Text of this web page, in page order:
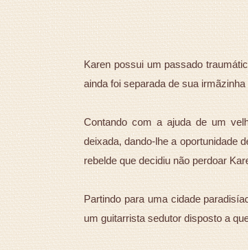
Karen possui um passado
ainda foi separada de sua
Contando com a ajuda de um
deixada, dando-lhe a oportunidade
rebelde que decidiu não perdoar
Partindo para uma cidade
um guitarrista sedutor disposto a